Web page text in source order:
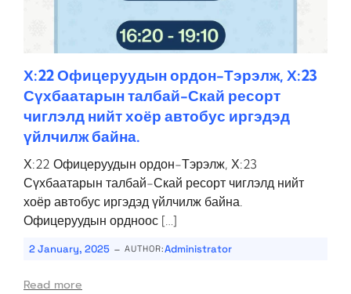
Х:22 Офицеруудын ордон-Тэрэлж, Х:23
Сүхбаатарын талбай-Скай ресорт
чиглэлд нийт хоёр автобус иргэдэд
үйлчилж байна.
Х:22 Офицеруудын ордон-Тэрэлж, Х:23
Сүхбаатарын талбай-Скай ресорт чиглэлд нийт
хоёр автобус иргэдэд үйлчилж байна.
Офицеруудын ордноос […]
2 January, 2025 - AUTHOR:Administrator
Read more